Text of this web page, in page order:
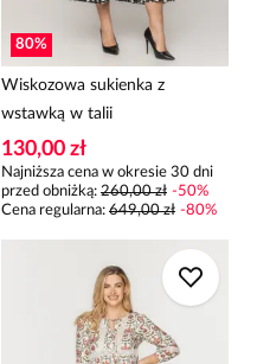
80%
Wiskozowa sukienka z
wstawką w talii
130,00 zł
Najniższa cena w okresie 30 dni
przed obniżką: 260,00 zł -50%
Cena regularna: 649,00 zł -80%